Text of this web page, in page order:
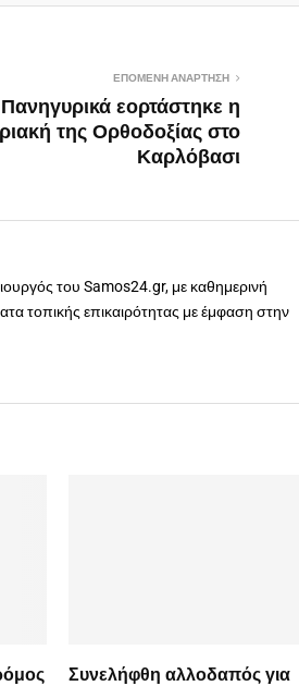
ΕΠΌΜΕΝΗ ΑΝΆΡΤΗΣΗ
Πανηγυρικά εορτάστηκε η
της Ορθοδοξίας στο
Καρλόβασι
του Samos24.gr, με καθημερινή
τοπικής επικαιρότητας με έμφαση στην
Συνελήφθη αλλοδαπός για